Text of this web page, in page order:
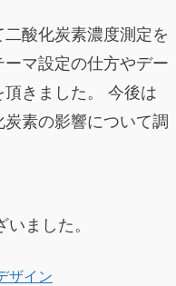
ザイン
酸化炭素濃度測定を
マ設定の仕方やデー
きました。 今後は
素の影響について調
ました。